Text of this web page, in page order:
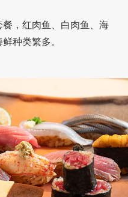
，红肉鱼、白肉鱼、海
种类繁多。